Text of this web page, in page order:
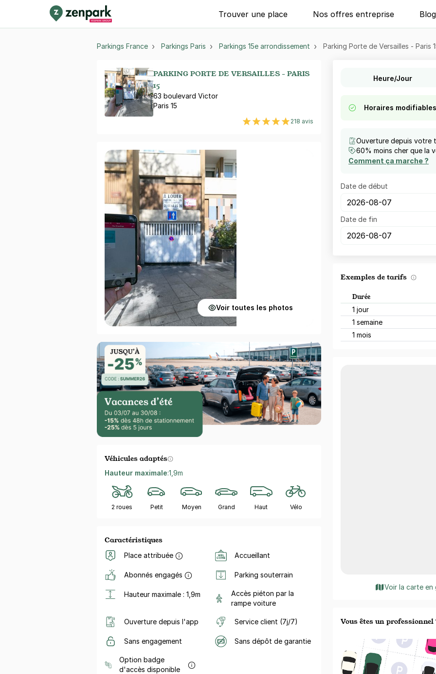
Trouver une place Nos offres entreprise Blog
Parkings France Parkings Paris Parkings 15e arrondissement Parking Porte de Versailles - Paris
PARKING PORTE DE VERSAILLES - PARIS
15
63 boulevard Victor
Paris 15
218 avis
Voir toutes les photos
Véhicules adaptés
Hauteur maximale:1,9m
2 roues Petit Moyen Grand Haut Vélo
Caractéristiques
Place attribuée Accueillant
Abonnés engagés Parking souterrain
Hauteur maximale : 1,9m
Accès piéton par la
rampe voiture
Ouverture depuis l'app Service client (7j/7)
Sans engagement Sans dépôt de garantie
Option badge
d'accès disponible
Heure/Jour
Horaires
Ouverture depuis votre
60% moins cher que la
Comment ça marche ?
Date de début
Date de fin
Exemples de tarifs
Durée
1 jour
1 semaine
1 mois
Voir la carte en
Vous êtes un professionnel